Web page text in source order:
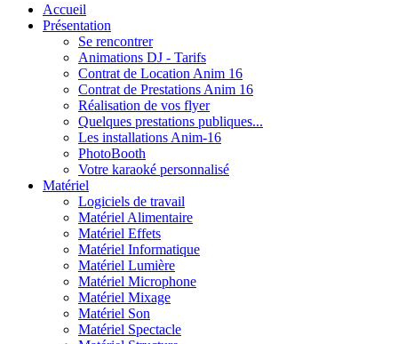
Accueil
Présentation
Se rencontrer
Animations DJ - Tarifs
Contrat de Location Anim 16
Contrat de Prestations Anim 16
Réalisation de vos flyer
Quelques prestations publiques...
Les installations Anim-16
PhotoBooth
Votre karaoké personnalisé
Matériel
Logiciels de travail
Matériel Alimentaire
Matériel Effets
Matériel Informatique
Matériel Lumière
Matériel Microphone
Matériel Mixage
Matériel Son
Matériel Spectacle